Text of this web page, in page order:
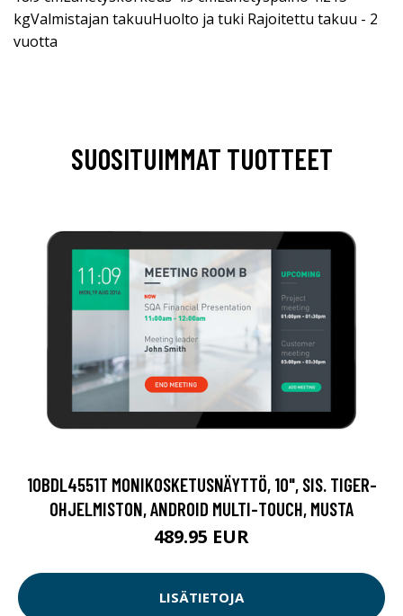
kgValmistajan takuuHuolto ja tuki Rajoitettu takuu - 2
vuotta
SUOSITUIMMAT TUOTTEET
10BDL4551T MONIKOSKETUSNÄYTTÖ, 10", SIS. TIGER-
OHJELMISTON, ANDROID MULTI-TOUCH, MUSTA
489.95 EUR
LISÄTIETOJA